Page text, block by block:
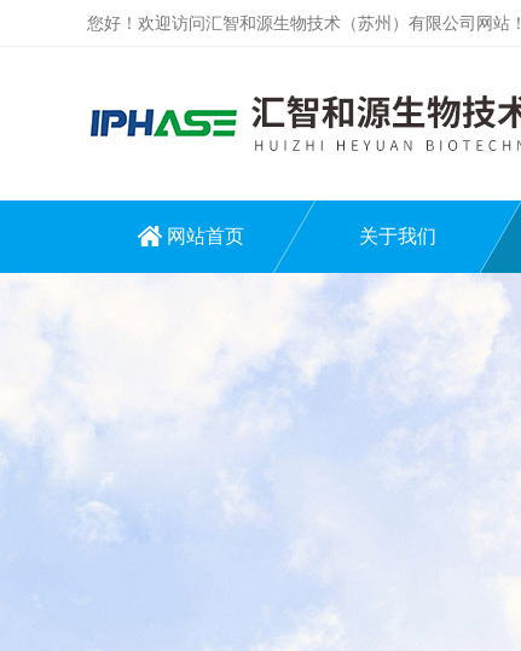
您好！欢迎访问汇智和源生物技术（苏州）有限公司网站！
网站首页 关于我们